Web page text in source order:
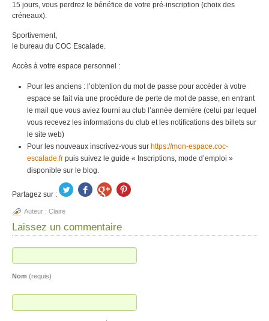
15 jours, vous perdrez le bénéfice de votre pré-inscription (choix des
créneaux).
Sportivement,
le bureau du COC Escalade.
Accès à votre espace personnel :
Pour les anciens : l’obtention du mot de passe pour accéder à votre
espace se fait via une procédure de perte de mot de passe, en entrant
le mail que vous aviez fourni au club l’année dernière (celui par lequel
vous recevez les informations du club et les notifications des billets sur
le site web)
Pour les nouveaux inscrivez-vous sur https://mon-espace.coc-
escalade.fr puis suivez le guide « Inscriptions, mode d’emploi »
disponible sur le blog.
Partagez sur :
Auteur : Claire
Laissez un commentaire
Nom (requis)